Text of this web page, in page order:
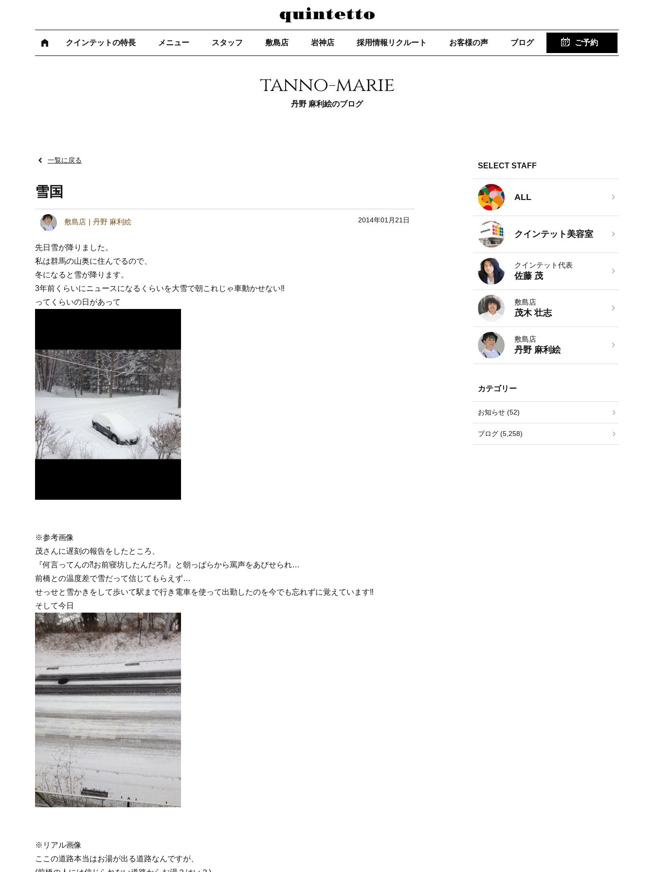
クインテットの特長 メニュー スタッフ 敷島店 岩神店 採用情報リクルート お客様の声 ブログ ご予約
tanno-marie
丹野 麻利絵のブログ
一覧に戻る
雪国
敷島店 丹野 麻利絵 2014年01月21日
先日雪が降りました。
私は群馬の山奥に住んでるので、
冬になると雪が降ります。
3年前くらいにニュースになるくらいを大雪で朝これじゃ車動かせない‼︎
ってくらいの日があって
※参考画像
茂さんに遅刻の報告をしたところ、
『何言ってんの⁈お前寝坊したんだろ⁈』と朝っぱらから罵声をあびせられ…
前橋との温度差で雪だって信じてもらえず…
せっせと雪かきをして歩いて駅まで行き電車を使って出勤したのを今でも忘れずに覚えています‼︎
そして今日
※リアル画像
ここの道路本当はお湯が出る道路なんですが、
SELECT STAFF
ALL
クインテット美容室
クインテット代表
佐藤 茂
敷島店
茂木 壮志
敷島店
丹野 麻利絵
カテゴリー
お知らせ (52)
ブログ (5,258)